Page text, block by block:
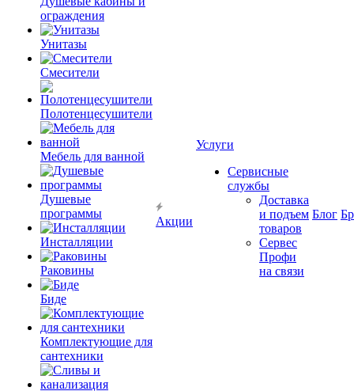
ограждения
Унитазы
Смесители
Полотенцесушители
Мебель для ванной
Душевые
программы
Инсталляции
Раковины
Биде
Комплектующие для
сантехники
Акции
Услуги
Сервисные
службы
Доставка
и подъем
товаров
Сервес
Профи
на связи
Блог